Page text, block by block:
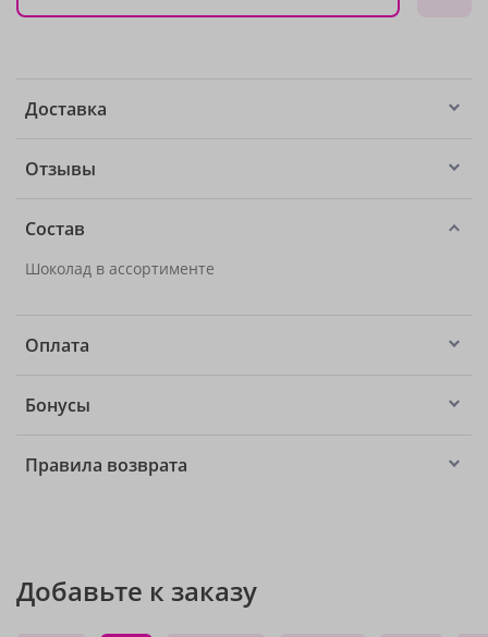
Доставка
Отзывы
Состав
Шоколад в ассортименте
Оплата
Бонусы
Правила возврата
Добавьте к заказу